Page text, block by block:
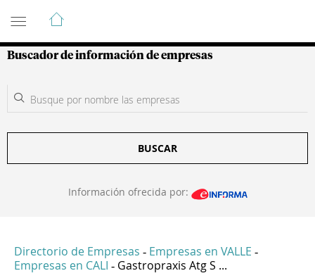
Guía de Empresas Colombianas
Buscador de información de empresas
BUSCAR
Información ofrecida por:
Directorio de Empresas - Empresas en VALLE -
Empresas en CALI - Gastropraxis Atg S ...